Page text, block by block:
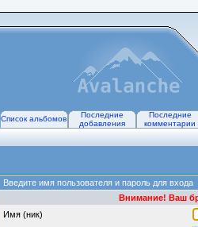
Список альбомов
Последние
добавления
Последние
комментарии
Введите имя пользователя и пароль для входа
Внимание! Ваш
Имя (ник)